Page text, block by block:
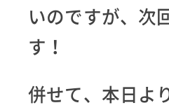
いのですが、次
す！
併せて、本日よ